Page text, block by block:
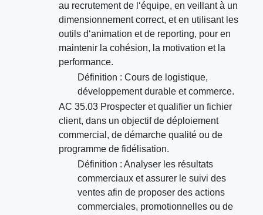
au recrutement de l‘équipe, en veillant à un
dimensionnement correct, et en utilisant les
outils d‘animation et de reporting, pour en
maintenir la cohésion, la motivation et la
performance.
Définition : Cours de logistique,
développement durable et commerce.
AC 35.03 Prospecter et qualifier un fichier
client, dans un objectif de déploiement
commercial, de démarche qualité ou de
programme de fidélisation.
Définition : Analyser les résultats
commerciaux et assurer le suivi des
ventes afin de proposer des actions
commerciales, promotionnelles ou de